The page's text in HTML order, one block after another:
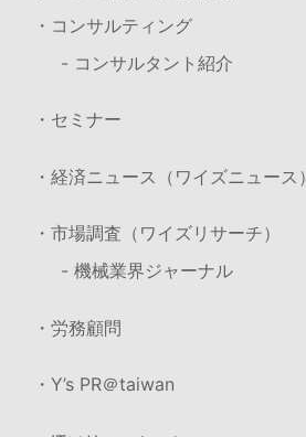
・コンサルティング
- コンサルタント紹介
・セミナー
・経済ニュース（ワイズニュース）
・市場調査（ワイズリサーチ）
- 機械業界ジャーナル
・労務顧問
・Y’s PR＠taiwan